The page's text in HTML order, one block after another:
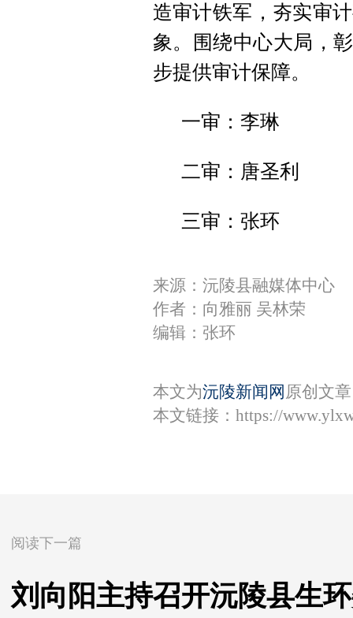
造审计铁军，夯实审
象。围绕中心大局，
步提供审计保障。
一审：李琳
二审：唐圣利
三审：张环
来源：沅陵县融媒体中心
作者：向雅丽 吴林荣
编辑：张环
本文为沅陵新闻网 原创文
本文链接： https://
阅读下一篇
刘向阳主持召开沅陵县生